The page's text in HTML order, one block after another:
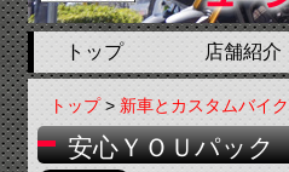
トップ 店舗紹介
トップ>新車とカスタムバイク
安心ＹＯＵパック